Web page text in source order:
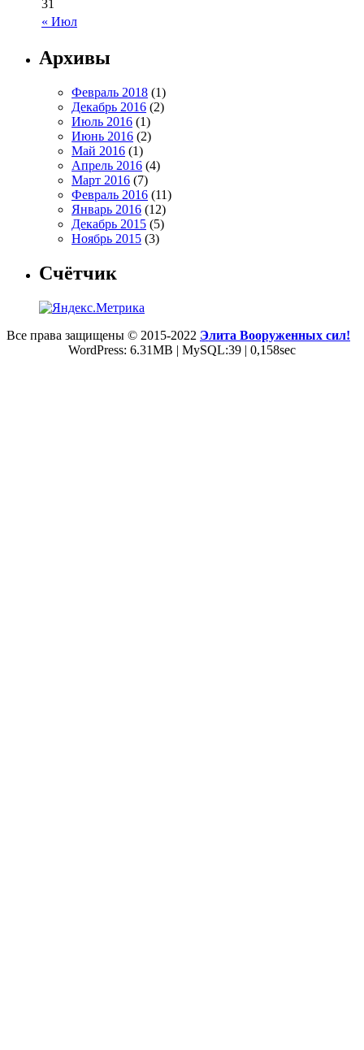
« Июл
31
Архивы
Февраль 2018 (1)
Декабрь 2016 (2)
Июль 2016 (1)
Июнь 2016 (2)
Май 2016 (1)
Апрель 2016 (4)
Март 2016 (7)
Февраль 2016 (11)
Январь 2016 (12)
Декабрь 2015 (5)
Ноябрь 2015 (3)
Счётчик
Все права защищены © 2015-2022 Элита Вооруженных сил!
WordPress: 6.31MB | MySQL:39 | 0,158sec